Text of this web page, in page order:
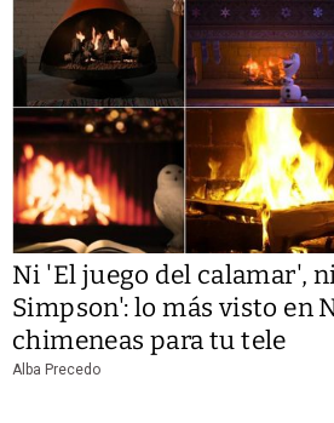
Ni 'El juego del calamar',
Simpson': lo más visto en
chimeneas para tu tele
Alba Precedo